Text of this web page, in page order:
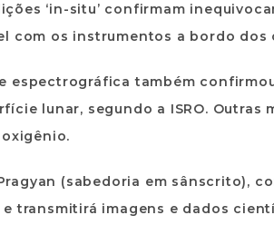
‘in-situ’ confirmam
com os instrumentos a bordo
espectrográfica também
lunar, segundo a ISRO.
(sabedoria em sânscrito),
transmitirá imagens e dados